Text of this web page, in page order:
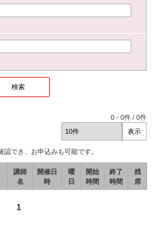
0 -0件 /0件
でき、お申込みも可能です。
講師
名
開催日
時
曜
日
開始
時間
終了
時間
残
席
1